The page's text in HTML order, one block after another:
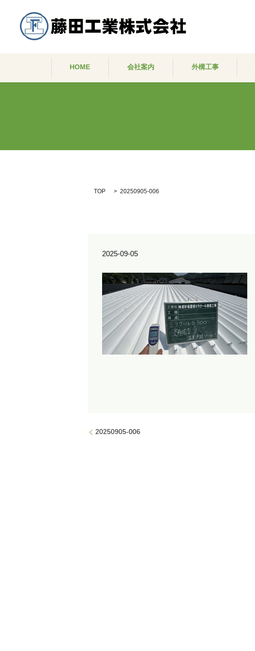
HOME 会社案内 外構工事
TOP 20250905-006
2025-09-05
20250905-006